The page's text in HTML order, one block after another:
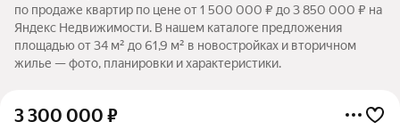
по продаже квартир по цене от 1 500 000 ₽ до 3 850 000 ₽ на
Яндекс Недвижимости. В нашем каталоге предложения
площадью от 34 м² до 61,9 м² в новостройках и вторичном
жилье — фото, планировки и характеристики.
3 300 000 ₽